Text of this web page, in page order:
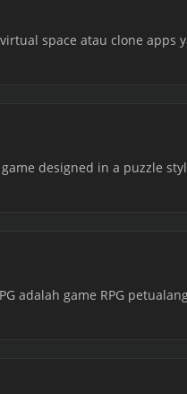
space atau clone apps
designed in a puzzle
adalah game RPG